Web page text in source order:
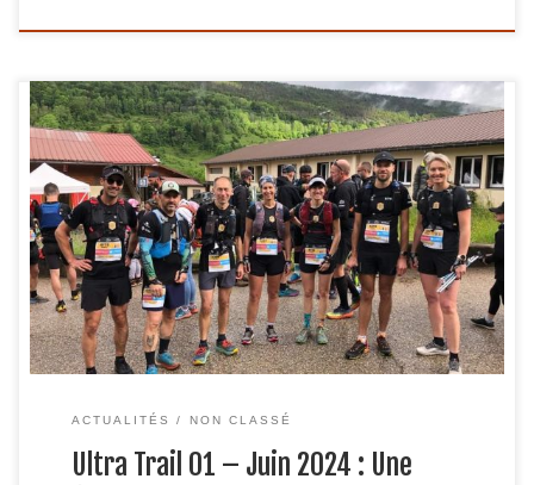
Nos valeureux coureurs ont relevé le défi avec brio lors de
l’Ultra Trail 01 qui s’est tenu au mois de juin. Ce fut une
épreuve de courage, de détermination et d’endurance
exceptionnelle pour tous les participants. Performances
Exceptionnelles sur 100 km Maxime, Tony, David et
Jérôme ont fait preuve d’une […]
ACTUALITÉS NON CLASSÉ
Ultra Trail 01 – Juin 2024 : Une